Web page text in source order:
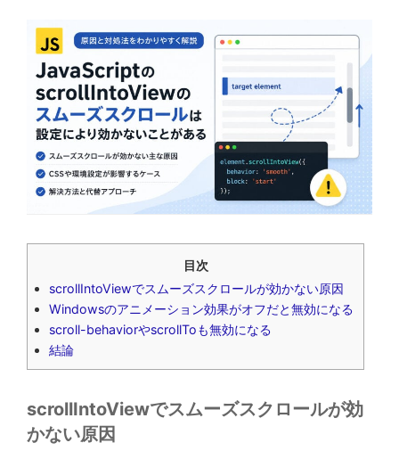
目次
scrollIntoViewでスムーズスクロールが効かない原因
Windowsのアニメーション効果がオフだと無効になる
scroll-behaviorやscrollToも無効になる
結論
scrollIntoViewでスムーズスクロールが効
かない原因